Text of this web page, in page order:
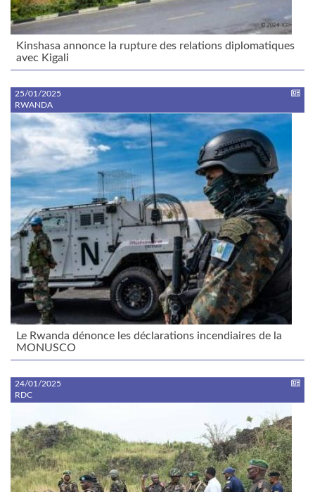
Kinshasa annonce la rupture des relations diplomatiques
avec Kigali
25/01/2025
RWANDA
Le Rwanda dénonce les déclarations incendiaires de la
MONUSCO
24/01/2025
RDC